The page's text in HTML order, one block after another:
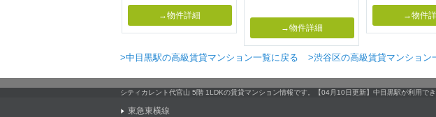
→物件詳細
→物件詳細
→物件
>中目黒駅の高級賃貸マンション一覧に戻る >渋谷区の高級賃貸マンション
シティカレント代官山 5階 1LDKの賃貸マンション情報です。【04月10日更新】中目黒駅が利用で
東急東横線